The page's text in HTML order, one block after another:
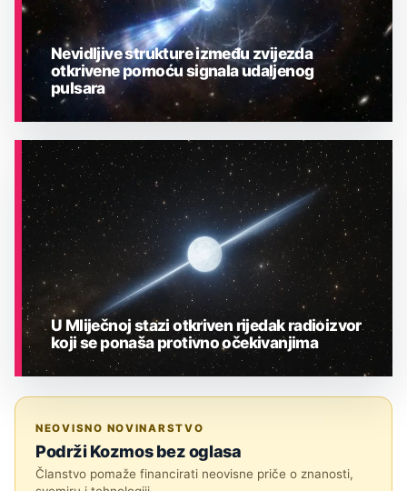
ASTRONOMIJA
Nevidljive strukture između zvijezda
otkrivene pomoću signala udaljenog
pulsara
U Mliječnoj stazi otkriven rijedak radioizvor
koji se ponaša protivno očekivanjima
NEOVISNO NOVINARSTVO
Podrži Kozmos bez oglasa
Članstvo pomaže financirati neovisne priče o znanosti,